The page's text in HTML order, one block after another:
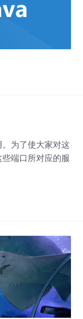
为了使大家对这
端口所对应的服